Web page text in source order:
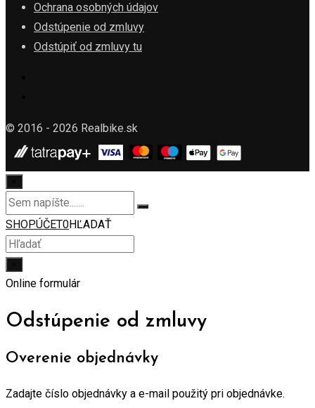
Ochrana osobných údajov
Odstúpenie od zmluvy
Odstúpiť od zmluvy tu
© 2016 - 2026 Realbike.sk
SHOPÚČET0HĽADAŤ
Online formulár
Odstúpenie od zmluvy
Overenie objednávky
Zadajte číslo objednávky a e-mail použitý pri objednávke.